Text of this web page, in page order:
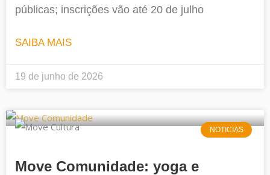
públicas; inscrições vão até 20 de julho
SAIBA MAIS
19 de junho de 2026
NOTICIAS
Move Comunidade: yoga e